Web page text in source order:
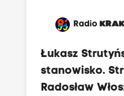
Radio
Łukasz
stanowisko.
Radosław